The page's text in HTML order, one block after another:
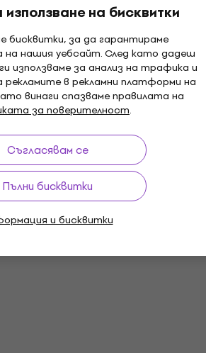
на бисквитки
бисквитки, за да гарантираме
нашия уебсайт. След като дадеш
използваме за анализ на трафика и
рекламите в рекламни платформи на
винаги спазваме правилата на
за поверителност.
Съгласявам се
Пълни бисквитки
и бисквитки